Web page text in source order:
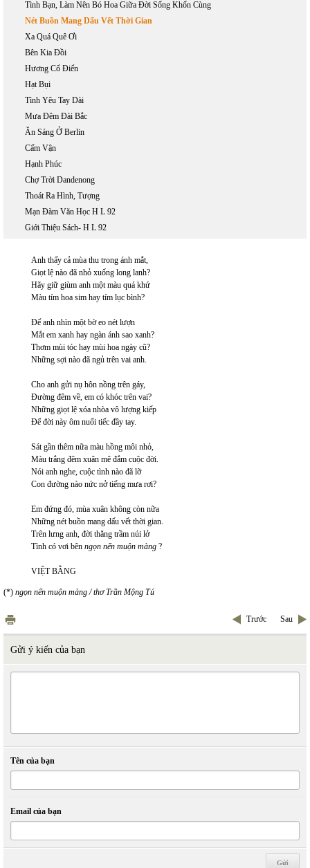
Tình Bạn, Làm Nên Bó Hoa Giữa Đời Sống Khốn Cùng
Nét Buồn Mang Dấu Vết Thời Gian
Xa Quá Quê Ơi
Bên Kia Đồi
Hương Cổ Điển
Hạt Bụi
Tình Yêu Tay Dài
Mưa Đêm Đài Bắc
Ăn Sáng Ở Berlin
Cấm Vận
Hạnh Phúc
Chợ Trời Dandenong
Thoát Ra Hình, Tượng
Mạn Đàm Văn Học H L 92
Giới Thiệu Sách- H L 92
Anh thấy cả mùa thu trong ánh mắt,
Giọt lệ nào đã nhỏ xuống long lanh?
Hãy giữ giùm anh một màu quá khứ
Màu tím hoa sim hay tím lục bình?
Để anh nhìn một bờ eo nét lượn
Mắt em xanh hay ngàn ánh sao xanh?
Thơm mùi tóc hay mùi hoa ngày cũ?
Những sợi nào đã ngủ trên vai anh.
Cho anh gửi nụ hôn nồng trên gáy,
Đường đêm về, em có khóc trên vai?
Những giọt lệ xóa nhòa vô lượng kiếp
Để đời này ôm nuối tiếc đầy tay.
Sát gần thêm nữa màu hồng môi nhỏ,
Màu trắng đêm xuân mê đắm cuộc đời.
Nói anh nghe, cuộc tình nào đã lỡ
Con đường nào nức nở tiếng mưa rơi?
Em đứng đó, mùa xuân không còn nữa
Những nét buồn mang dấu vết thời gian.
Trên lưng anh, đời thăng trầm núi lở
Tình có vơi bên ngọn nến muộn màng ?
VIỆT BẰNG
(*) ngọn nến muộn màng / thơ Trần Mộng Tú
Trước Sau
Gửi ý kiến của bạn
Tên của bạn
Email của bạn